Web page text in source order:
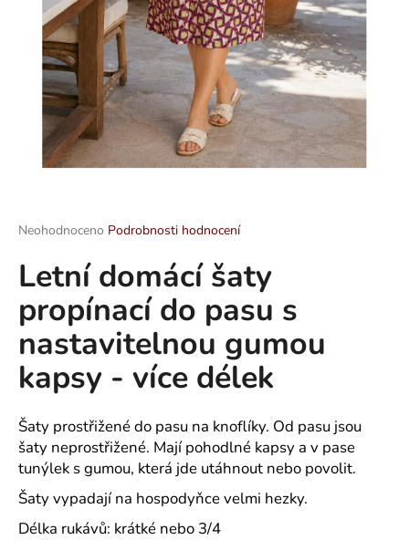
Průměrné
produktu
je
hvězdiček.
Neohodnoceno Podrobnosti hodnocení
Letní domácí šaty
propínací do pasu s
nastavitelnou gumou
kapsy - více délek
Šaty prostřižené do pasu na knoflíky. Od pasu jsou
šaty neprostřižené. Mají pohodlné kapsy a v pase
tunýlek s gumou, která jde utáhnout nebo povolit.
Šaty vypadají na hospodyňce velmi hezky.
Délka rukávů: krátké nebo 3/4
D
o
p
o
r
u
č
u
j
e
m
e